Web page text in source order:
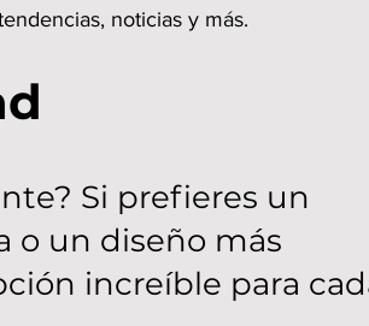
noticias y más.
Si prefieres un
o un diseño más
increíble para